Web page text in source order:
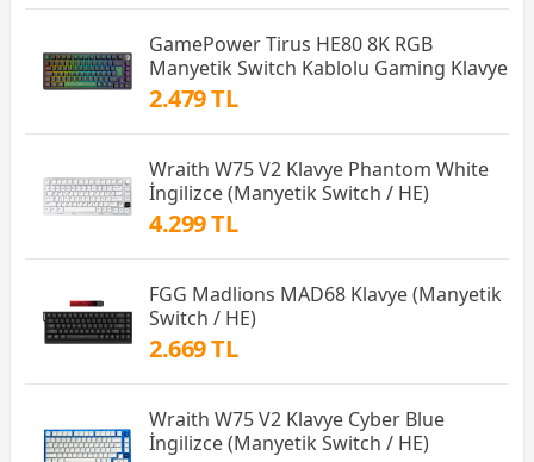
GamePower Tirus HE80 8K RGB
Manyetik Switch Kablolu Gaming Klavye
2.479 TL
Wraith W75 V2 Klavye Phantom White
İngilizce (Manyetik Switch / HE)
4.299 TL
FGG Madlions MAD68 Klavye (Manyetik
Switch / HE)
2.669 TL
Wraith W75 V2 Klavye Cyber Blue
İngilizce (Manyetik Switch / HE)